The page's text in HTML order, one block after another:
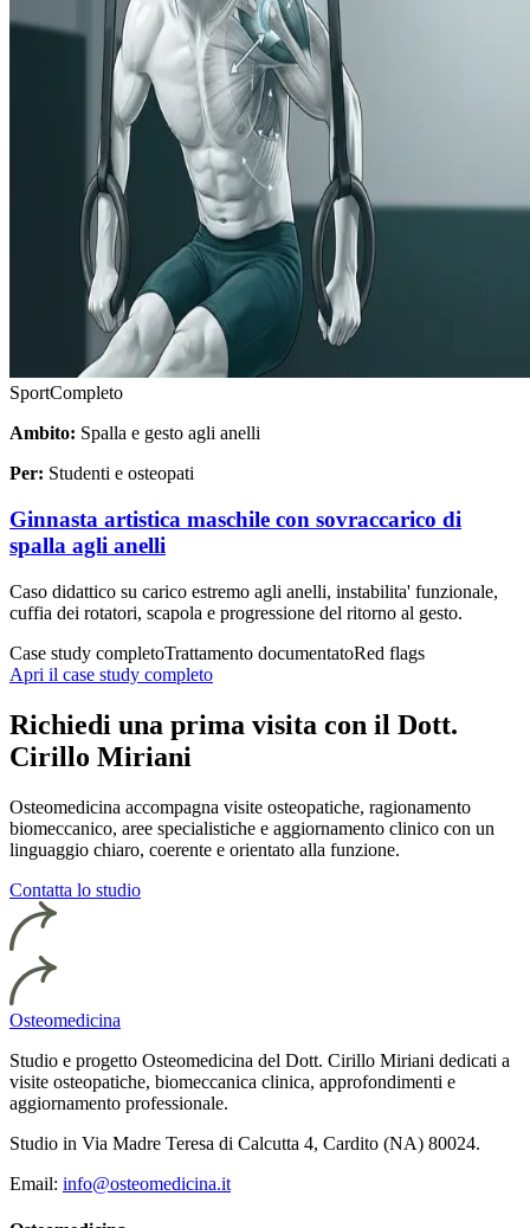
SportCompleto
Ambito: Spalla e gesto agli anelli
Per: Studenti e osteopati
Ginnasta artistica maschile con sovraccarico di
spalla agli anelli
Caso didattico su carico estremo agli anelli, instabilita' funzionale,
cuffia dei rotatori, scapola e progressione del ritorno al gesto.
Case study completoTrattamento documentatoRed flags
Apri il case study completo
Richiedi una prima visita con il Dott.
Cirillo Miriani
Osteomedicina accompagna visite osteopatiche, ragionamento
biomeccanico, aree specialistiche e aggiornamento clinico con un
linguaggio chiaro, coerente e orientato alla funzione.
Contatta lo studio
Osteomedicina
Studio e progetto Osteomedicina del Dott. Cirillo Miriani dedicati a
visite osteopatiche, biomeccanica clinica, approfondimenti e
aggiornamento professionale.
Studio in Via Madre Teresa di Calcutta 4, Cardito (NA) 80024.
Email: info@osteomedicina.it